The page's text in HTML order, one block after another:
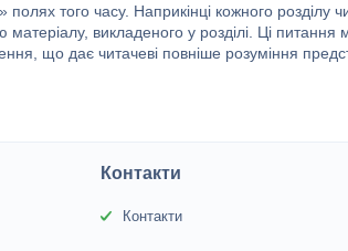
того часу. Наприкінці кожного розділу
викладеного у розділі. Ці питання
що дає читачеві повніше розуміння
Контакти
Контакти